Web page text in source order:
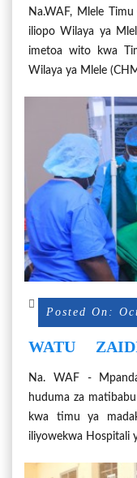
KWA
AFYA
Na.WAF, Mlele
iliopo Wilaya ya
imetoa wito kwa
Wilaya ya Mlele
Posted On:
WATU
BOBEZI
Na. WAF -
huduma za
kwa timu ya
iliyowekwa Hospitali